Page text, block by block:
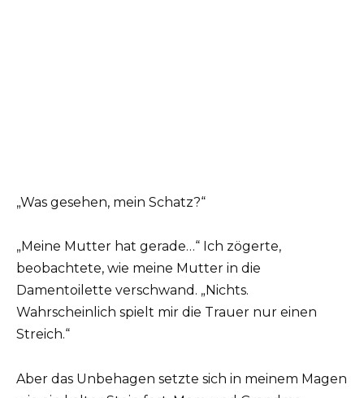
„Was gesehen, mein Schatz?“
„Meine Mutter hat gerade…“ Ich zögerte,
beobachtete, wie meine Mutter in die
Damentoilette verschwand. „Nichts.
Wahrscheinlich spielt mir die Trauer nur einen
Streich.“
Aber das Unbehagen setzte sich in meinem Magen